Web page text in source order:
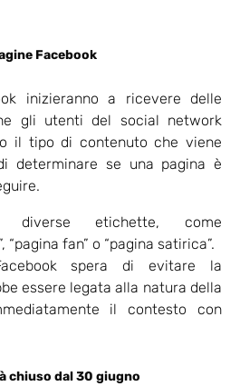
Facebook
inizieranno a ricevere delle
gli utenti del social network
il tipo di contenuto che viene
determinare se una pagina è
diverse etichette, come
“pagina fan” o “pagina satirica”.
spera di evitare la
essere legata alla natura della
il contesto con
chiuso dal 30 giugno